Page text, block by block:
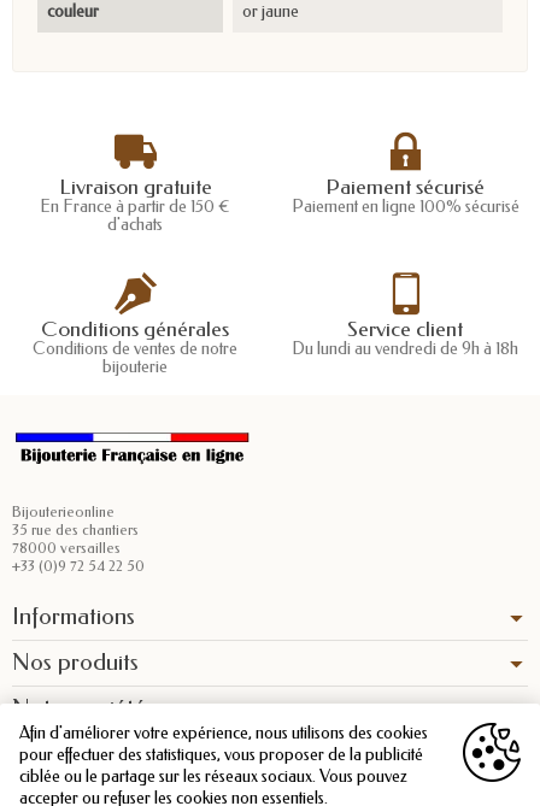
couleur or jaune
Livraison gratuite
En France à partir de 150 €
d'achats
Paiement sécurisé
Paiement en ligne 100% sécurisé
Conditions générales
Conditions de ventes de notre
bijouterie
Service client
Du lundi au vendredi de 9h à 18h
Bijouterieonline
35 rue des chantiers
78000 versailles
+33 (0)9 72 54 22 50
Informations
Nos produits
Notre société
Afin d'améliorer votre expérience, nous utilisons des cookies
pour effectuer des statistiques, vous proposer de la publicité
ciblée ou le partage sur les réseaux sociaux. Vous pouvez
accepter ou refuser les cookies non essentiels.